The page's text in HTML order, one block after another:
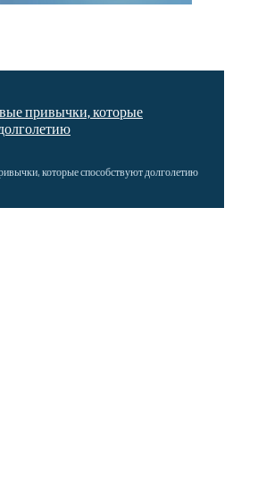
привычки, которые
которые способствуют долголетию